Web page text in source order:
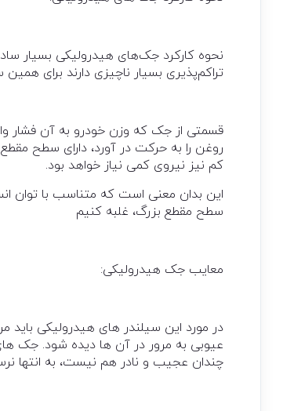
نحوه کارکرد جک‌های هیدرولیکی بسیار
تراکم‌پذیری بسیار ناچیزی دارند برای
قسمتی از جک که وزن خودرو به آن فشار
روغن را به حرکت در آورد، دارای سطح
کم نیز نیروی کمی نیاز خواهد بود.
این بدان معنی است که متناسب با توان
سطح مقطع بزرگ، غلبه کنیم
معایب جک هیدرولیکی:
در مورد این سیلندر های هیدرولیکی
عیوبی به مرور در آن ها دیده شود. جک
چندان عجیب و نادر هم نیست، به انتها